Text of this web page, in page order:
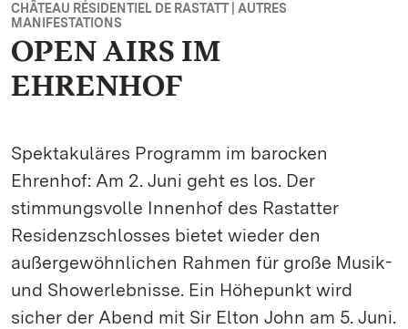
CHÂTEAU RÉSIDENTIEL DE RASTATT | AUTRES
MANIFESTATIONS
OPEN AIRS IM
EHRENHOF
Spektakuläres Programm im barocken
Ehrenhof: Am 2. Juni geht es los. Der
stimmungsvolle Innenhof des Rastatter
Residenzschlosses bietet wieder den
außergewöhnlichen Rahmen für große Musik-
und Showerlebnisse. Ein Höhepunkt wird
sicher der Abend mit Sir Elton John am 5. Juni.